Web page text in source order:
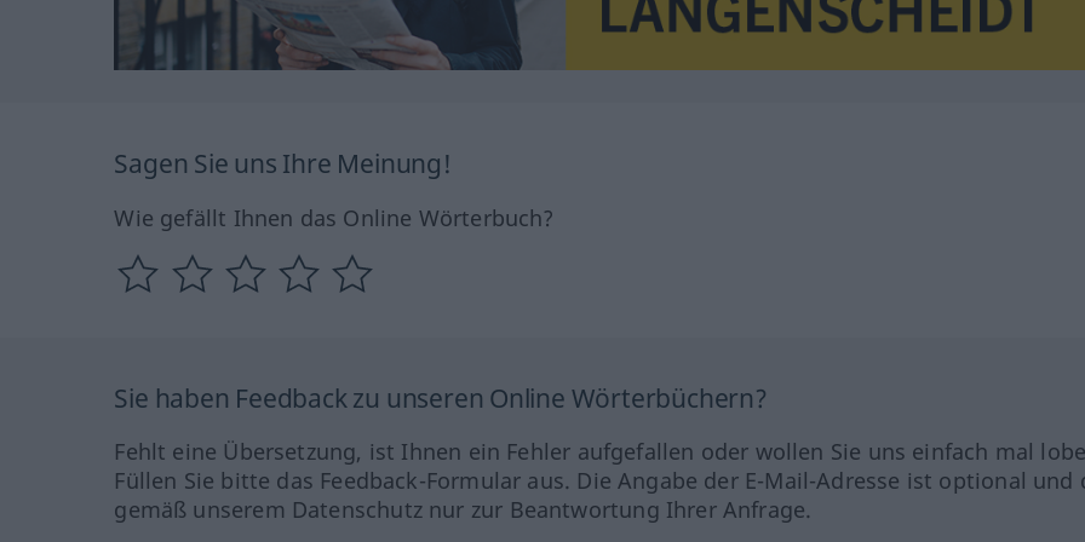
Sagen Sie uns Ihre Meinung!
Wie gefällt Ihnen das Online Wörterbuch?
Sie haben Feedback zu unseren Online Wörterbüchern?
Fehlt eine Übersetzung, ist Ihnen ein Fehler aufgefallen oder wollen Sie uns einfach mal
Füllen Sie bitte das Feedback-Formular aus. Die Angabe der E-Mail-Adresse ist optional und
gemäß unserem Datenschutz nur zur Beantwortung Ihrer Anfrage.